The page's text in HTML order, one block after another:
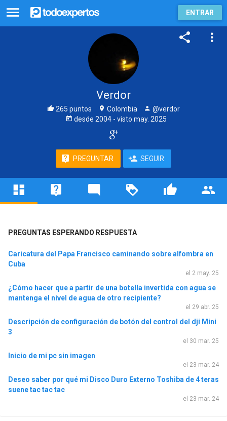
ENTRAR
Verdor
265 puntos Colombia
@verdor
desde 2004 - visto may. 2025
PREGUNTAR SEGUIR
PREGUNTAS ESPERANDO RESPUESTA
Caricatura del Papa Francisco caminando sobre alfombra en
Cuba
el 2 may. 25
¿Cómo hacer que a partir de una botella invertida con agua se
mantenga el nivel de agua de otro recipiente?
el 29 abr. 25
Descripción de configuración de botón del control del dji Mini
3
el 30 mar. 25
Inicio de mi pc sin imagen
el 23 mar. 24
Deseo saber por qué mi Disco Duro Externo Toshiba de 4 teras
suene tac tac tac
el 23 mar. 24